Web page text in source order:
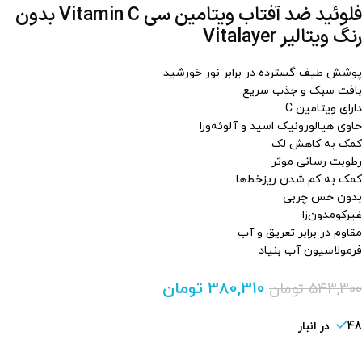
فلوئید ضد آفتاب ویتامین سی Vitamin C بدون
رنگ ویتالیر Vitalayer
پوشش طیف گسترده در برابر نور خورشید
بافت سبک و جذب سریع
دارای ویتامین C
حاوی هیالورونیک اسید و آلوئه‌ورا
کمک به کاهش لک
رطوبت رسانی موثر
کمک به کم شدن ریزخط‌ها
بدون حس چربی
غیرکومدون‌زا
مقاوم در برابر تعریق و آب
فرمولاسیون آب بنیاد
543,300 تومان 380,310 تومان
48 در انبار